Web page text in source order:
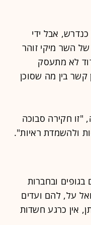
אבל ידי
השר מיקי זוהר
לא מתעסק
בין מה שסוכן
"זו חקירה סבוכה
ולהשמדת ראיות".
ובחברות
על, להם ועדים
אין כרגע חשדות